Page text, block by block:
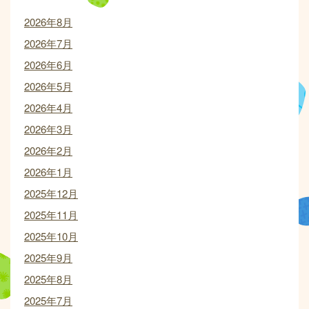
2026年8月
2026年7月
2026年6月
2026年5月
2026年4月
2026年3月
2026年2月
2026年1月
2025年12月
2025年11月
2025年10月
2025年9月
2025年8月
2025年7月